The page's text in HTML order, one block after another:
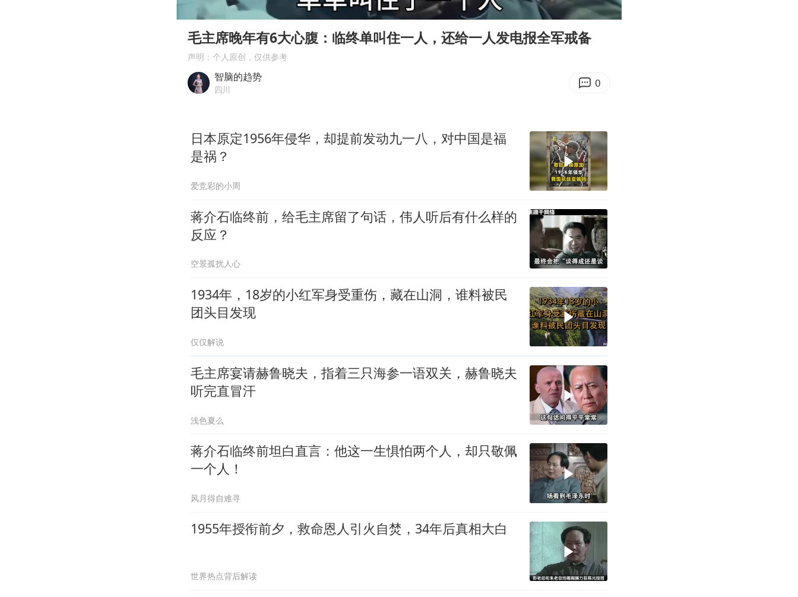
命案逃犯躲进深山21年活得像野人
广岛核爆81周年央视播《奥本海默》
Play
00:00
Enter
毛主席晚年有6大心腹：临终单叫住一人，还给一人发电报全军戒备
声明：个人原创，仅供参考
智脑的趋势
四川 0
日本原定1956年侵华，却提前发动九一八，对中国是福
是祸？
爱竞彩的小周
蒋介石临终前，给毛主席留了句话，伟人听后有什么样的
反应？
空景孤扰人心
1934年，18岁的小红军身受重伤，藏在山洞，谁料被民
团头目发现
仅仅解说
毛主席宴请赫鲁晓夫，指着三只海参一语双关，赫鲁晓夫
听完直冒汗
浅色夏么
蒋介石临终前坦白直言：他这一生惧怕两个人，却只敬佩
一个人！
风月得自难寻
1955年授衔前夕，救命恩人引火自焚，34年后真相大白
世界热点背后解读